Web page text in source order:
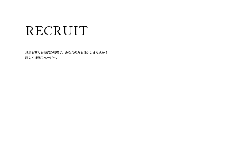
RECRUIT
地域を支える物流の現場で、あなたの力を活かしませんか？
詳しくは採用ページへ。